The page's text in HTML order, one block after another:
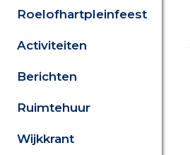
Roelofhartpleinfeest
Activiteiten
Berichten
Ruimtehuur
Wijkkrant